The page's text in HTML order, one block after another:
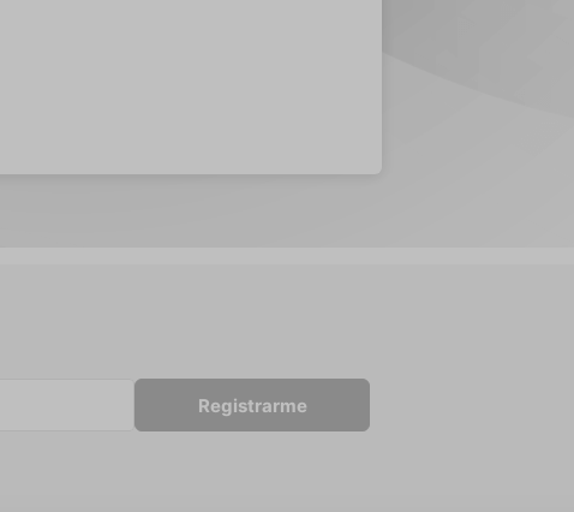
Registrarme